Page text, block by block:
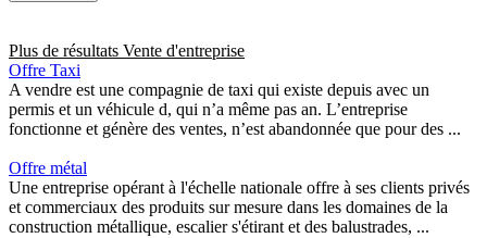
Plus de résultats Vente d'entreprise
Offre Taxi
A vendre est une compagnie de taxi qui existe depuis avec un
permis et un véhicule d, qui n’a même pas an. L’entreprise
fonctionne et génère des ventes, n’est abandonnée que pour des ...
Offre métal
Une entreprise opérant à l'échelle nationale offre à ses clients privés
et commerciaux des produits sur mesure dans les domaines de la
construction métallique, escalier s'étirant et des balustrades, ...